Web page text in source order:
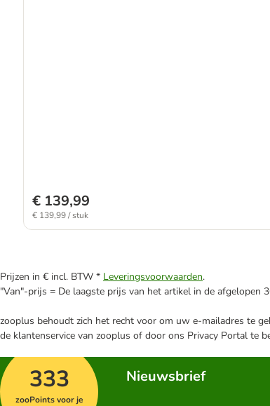
€ 139,99
€ 139,99 / stuk
Prijzen in € incl. BTW * Leveringsvoorwaarden.
"Van"-prijs = De laagste prijs van het artikel in de afgelopen
zooplus behoudt zich het recht voor om uw e-mailadres te
de klantenservice van zooplus of door ons Privacy Portal te
333
zooPoints voor je
Nieuwsbrief